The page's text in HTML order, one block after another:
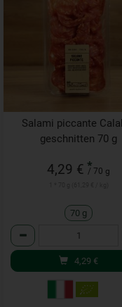
Salami piccante
geschnitten 70 g
4,29 € *
/ 70 g
70 g
Anzahl
4,29 €